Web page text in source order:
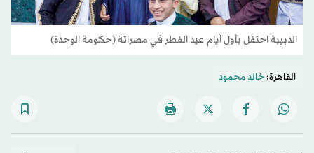
الدبيبة احتفل بأول أيام عيد الفطر في مصراتة (حكومة الوحدة)
القاهرة:خالد محمود